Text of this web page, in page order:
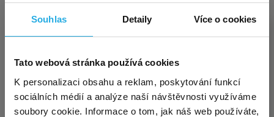
Souhlas Detaily Více o cookies
Tato webová stránka používá cookies
K personalizaci obsahu a reklam, poskytování funkcí
sociálních médií a analýze naší návštěvnosti využíváme
soubory cookie. Informace o tom, jak náš web používáte,
volné živnosti
Exkluzivní akce pro nové
zákazníky – virtuální sídlo za
polovinu!